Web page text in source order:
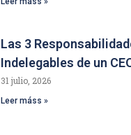
Las 3
Indelegables de un
31 julio, 2026
Leer máss »